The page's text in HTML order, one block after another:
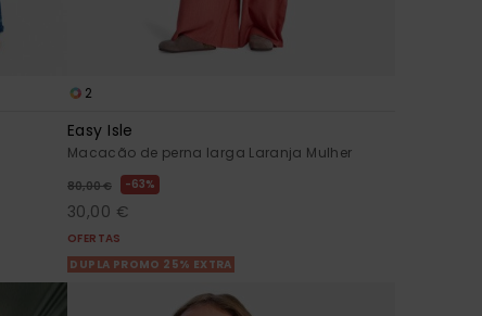
2
Easy Isle
Macacão de perna larga Laranja Mulher
80,00 € 63%
30,00 €
OFERTAS
DUPLA PROMO 25% EXTRA